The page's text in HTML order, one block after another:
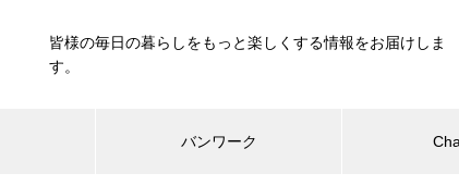
皆様の毎日の暮らしをもっと楽しくする情報をお届けしま
す。
バンワーク